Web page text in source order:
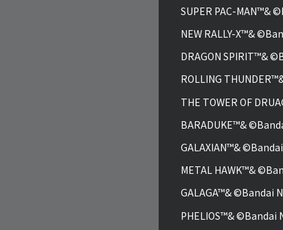
SUPER PAC-MAN™&
NEW RALLY-X™&
DRAGON SPIRIT™&
ROLLING
THE TOWER OF
BARADUKE™&
GALAXIAN™&
METAL HAWK™&
GALAGA™& ©Bandai
PHELIOS™&